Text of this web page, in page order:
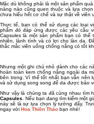
Mặc dù không phải là một sản phẩm
nàng nào cũng quen thuộc và lựa
chưa hiểu hết cơ chế và sự thật về viên
Thực tế, bạn có thể sử dụng các loại
phẩm đó đáp ứng được các yêu cầu
Capsules là một sản phẩm bạn có
nhiên, lành tính và có lợi cho làn da.
thắc mắc viên uống chống nắng có tốt
Nhưng một ghi chú nhỏ dành cho các
hoàn toàn kem chống nắng ngoài da
bên trong. Vì thế tốt nhất bạn vẫn nên
và sử dụng song song để da được bảo
Như vậy là chúng ta đã cùng nhau tìm
Capsules . Nếu bạn đang tìm kiếm một
này sẽ là sự lựa chọn lý tưởng đấy.
ngay với Hoa Thiên Thảo bạn nhé!